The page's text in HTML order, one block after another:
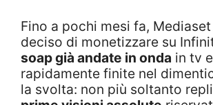
Fino a pochi mesi fa,
deciso di monetizzare su
soap già andate in onda in tv e
rapidamente finite nel
la svolta: non più soltanto